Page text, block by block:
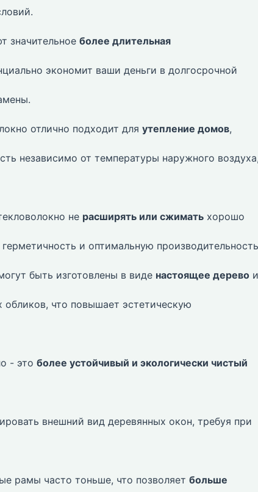
значительное более длительная
экономит ваши деньги в долгосрочной
отлично подходит для утепление домов,
независимо от температуры наружного
не расширять или сжимать хорошо
и оптимальную
быть изготовлены в виде настоящее дерево и
что повышает эстетическую
- это более устойчивый и экологически чистый
внешний вид деревянных окон, требуя при
рамы часто тоньше, что позволяет больше